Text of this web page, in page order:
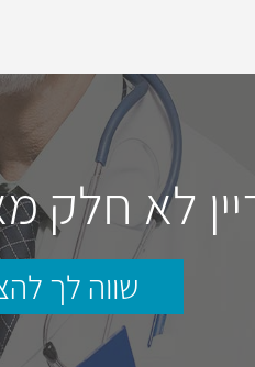
לא חלק
שווה לך